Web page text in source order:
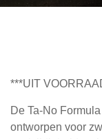
***UIT
De Ta-No
ontworpen voor